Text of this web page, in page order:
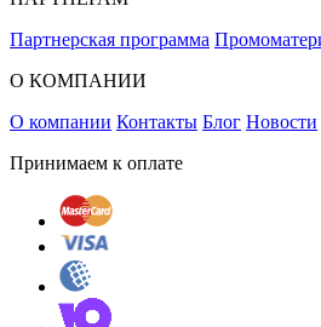
Партнерская программа
О КОМПАНИИ
О компании Контакты Блог Новости
Принимаем к оплате